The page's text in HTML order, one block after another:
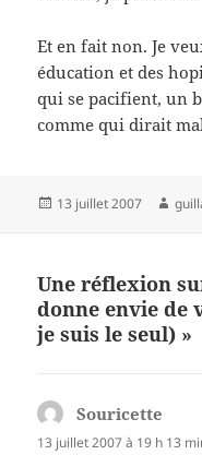
Et en fait non. Je
éducation et des
qui se pacifient, un
comme qui dirait
Publié
13 juillet 2007
Une réflexion
donne envie de
je suis le seul) »
Souricette
13 juillet 2007 à 19 h 13